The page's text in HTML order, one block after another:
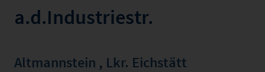
a.d.Industriestr.
Altmannstein , Lkr. Eichstätt